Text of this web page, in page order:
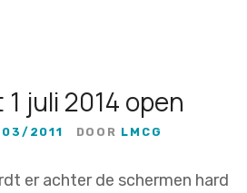
juli 2014 open
2011 DOOR LMCG
er achter de schermen hard